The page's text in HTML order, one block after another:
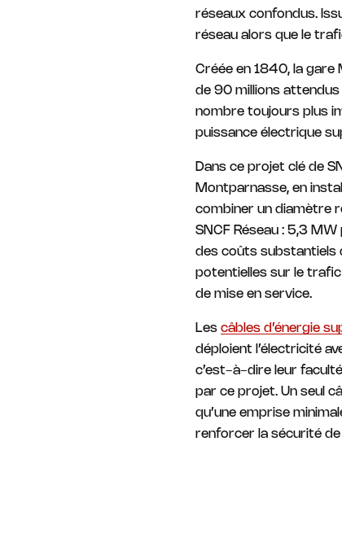
réseaux confondus.
réseau alors que le
Créée en 1840, la gare
de 90 millions attendus
nombre toujours plus
puissance électrique
Dans ce projet clé de
Montparnasse, en
combiner un diamètre
SNCF Réseau : 5,3
des coûts substantiels
potentielles sur le
de mise en service.
Les câbles d’énergie
déploient l’électricité
c’est-à-dire leur
par ce projet. Un seul
qu’une emprise
renforcer la sécurité de